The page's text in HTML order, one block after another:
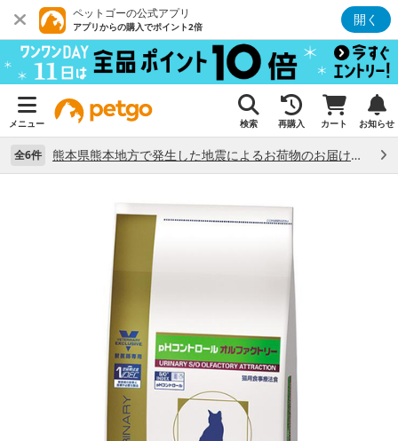
ペットゴーの公式アプリ
アプリからの購入でポイント2倍 開く
メニュー 検索 再購入 カート お知らせ
全6件 熊本県熊本地方で発生した地震によるお荷物のお届け状況について （7/28）